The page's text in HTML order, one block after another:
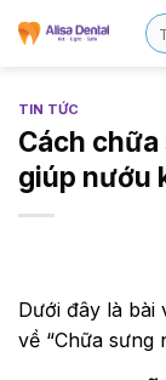
TIN TỨC
Cách
giúp nướu
Dưới đây là bài
về “Chữa sưng